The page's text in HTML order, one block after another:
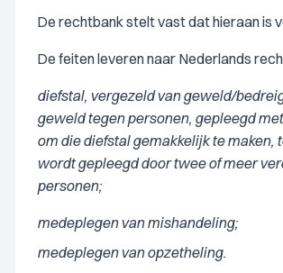
De rechtbank stelt vast dat hieraan is
De feiten leveren naar Nederlands
diefstal, vergezeld van geweld/
geweld tegen personen, gepleegd
om die diefstal gemakkelijk te maken,
wordt gepleegd door twee of meer
personen;
medeplegen van mishandeling;
medeplegen van opzetheling.